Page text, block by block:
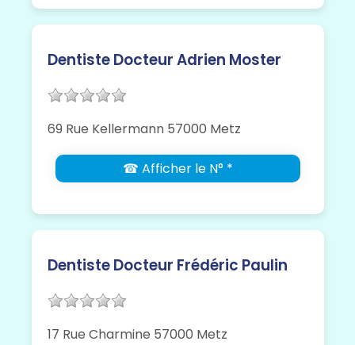
Dentiste Docteur Adrien Moster
69 Rue Kellermann 57000 Metz
☎ Afficher le N° *
Dentiste Docteur Frédéric Paulin
17 Rue Charmine 57000 Metz